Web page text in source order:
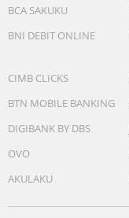
BCA SAKUKU
BNI DEBIT ONLINE
CIMB CLICKS
BTN MOBILE BANKING
DIGIBANK BY DBS
OVO
AKULAKU